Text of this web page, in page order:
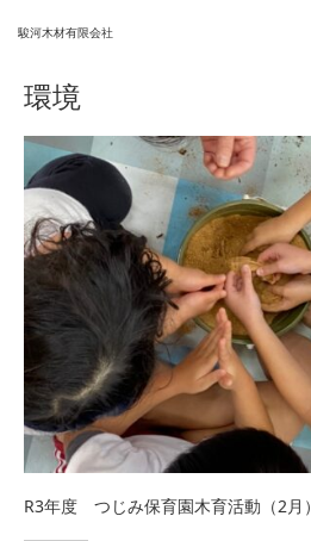
駿河木材有限会社
環境
環境
R3年度 つじみ保育園木育活動（2月）